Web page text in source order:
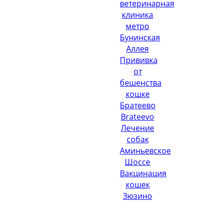
ветеринарная
клиника
метро
Бунинская
Аллея
Прививка
от
бешенства
кошке
Братеево
Brateevo
Лечение
собак
Аминьевское
Шоссе
Вакцинация
кошек
Зюзино